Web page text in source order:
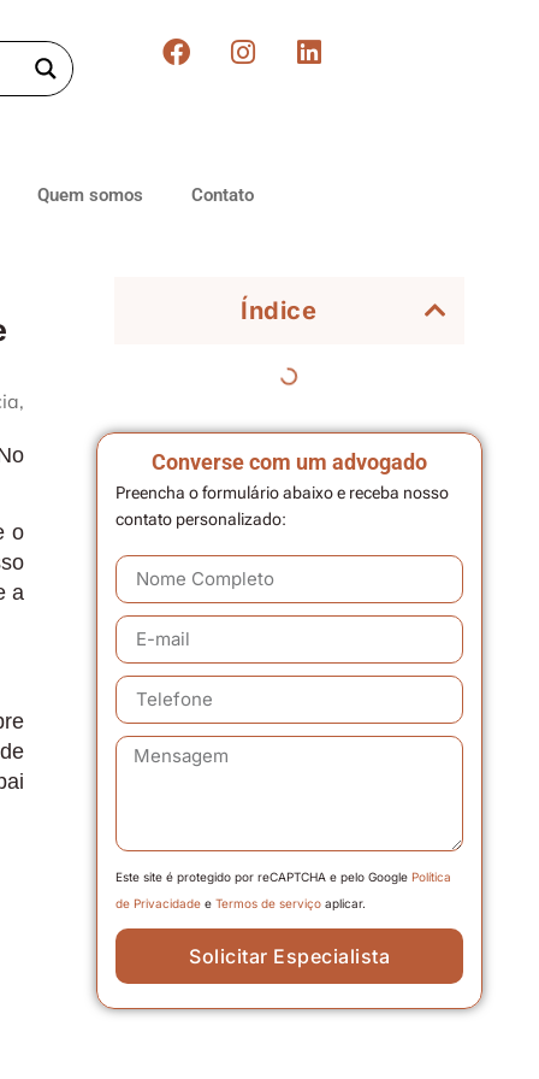
Quem somos Contato
o
a
Índice
Converse com um advogado
Preencha o formulário abaixo e receba nosso
contato personalizado:
Este site é protegido por reCAPTCHA e pelo Google Política
de Privacidade e Termos de serviço aplicar.
Solicitar Especialista